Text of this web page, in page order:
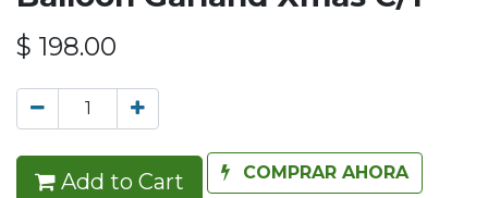
$ 198.00
Add to Cart COMPRAR AHORA